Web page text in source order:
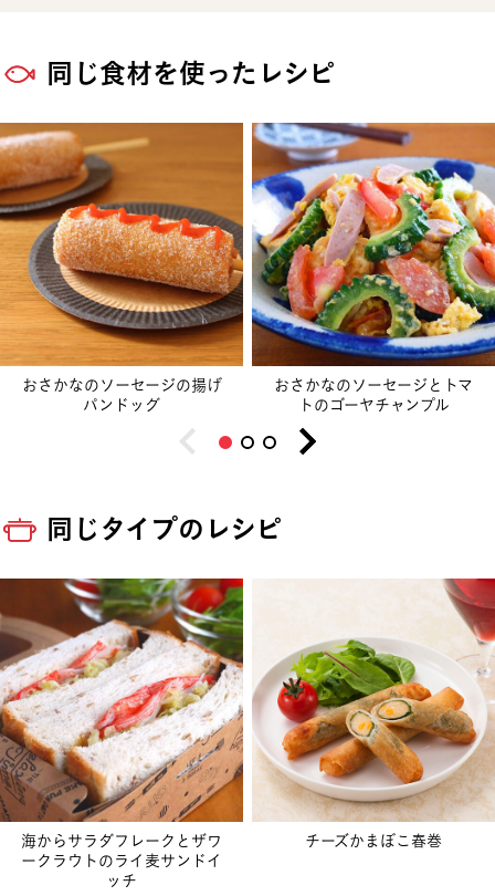
同じ食材を使ったレシピ
おさかなのソーセージの揚げ
パンドッグ
おさかなのソーセージとトマ
トのゴーヤチャンプル
同じタイプのレシピ
海からサラダフレークとザワ
ークラウトのライ麦サンドイ
ッチ
チーズかまぼこ春巻